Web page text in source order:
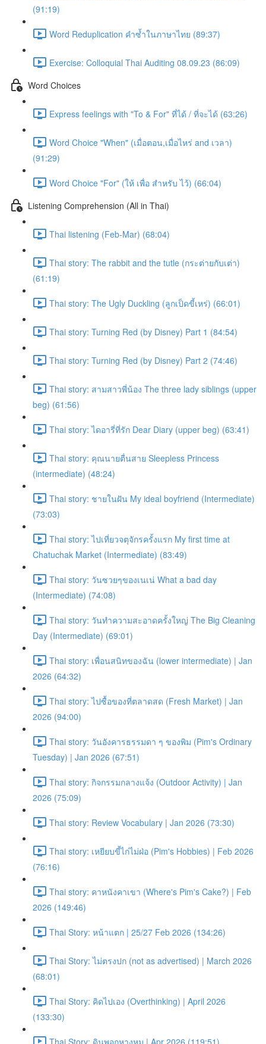
(91:19)
Word Reduplication คำซ้ำในภาษาไทย (89:37)
Exercise: Colloquial Thai Auditing 08.09.23 (86:09)
Word Choices
Express feelings with "To & For" ที่ได้ / ที่จะได้ (63:26)
Word Choice "When" (เมื่อตอน,เมื่อไหร่ and เวลา)
(91:29)
Word Choice "For" (ให้ เพื่อ สำหรับ ไว้) (66:04)
Listening Comprehension (All in Thai)
Thai listening (Feb-Mar) (68:04)
Thai story: The rabbit and the tutle (กระต่ายกับเต่า)
(61:19)
Thai story: The Ugly Duckling (ลูกเป็ดขี้เหร่) (66:01)
Thai story: Turning Red (by Disney) Part 1 (84:54)
Thai story: Turning Red (by Disney) Part 2 (74:46)
Thai story: สามสาวพี่น้อง The three lady siblings (upper
beg) (61:56)
Thai story: ไดอารี่ที่รัก Dear Diary (upper beg) (63:41)
Thai story: คุณนายตื่นสาย Sleepless Princess
(intermediate) (48:24)
Thai story: ชายในฝัน My ideal boyfriend (Intermediate)
(73:03)
Thai story: ไปเที่ยวจตุจักรครั้งแรก My first time at
Chatuchak Market (Intermediate) (83:49)
Thai story: วันซวยๆของเนเน่ What a bad day
(Intermediate) (74:08)
Thai story: วันทำความสะอาดครั้งใหญ่ The Big Cleaning
Day (Intermediate) (69:01)
Thai story: เพื่อนสนิทของฉัน (lower intermediate) | Jan
2026 (64:32)
Thai story: ไปซื้อของที่ตลาดสด (Fresh Market) | Jan
2026 (94:00)
Thai story: วันอังคารธรรมดา ๆ ของพิม (Pim's Ordinary
Tuesday) | Jan 2026 (67:51)
Thai story: กิจกรรมกลางแจ้ง (Outdoor Activity) | Jan
2026 (75:09)
Thai story: Review Vocabulary | Jan 2026 (73:30)
Thai story: เหยียบขี้ไก่ไม่ฝ่อ (Pim's Hobbies) | Feb 2026
(76:16)
Thai story: คาหนังคาเขา (Where's Pim's Cake?) | Feb
2026 (149:46)
Thai Story: หน้าแตก | 25/27 Feb 2026 (134:26)
Thai Story: ไม่ตรงปก (not as advertised) | March 2026
(68:01)
Thai Story: คิดไปเอง (Overthinking) | April 2026
(133:30)
Thai Story: ดินพอกหางหมู | Apr 2026 (119:51)